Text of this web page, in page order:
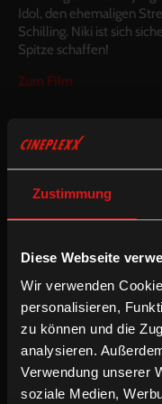
Zustimmung
Diese Webseite
Wir verwenden
personalisieren,
zu können und die
analysieren.
Verwendung unserer
soziale Medien,
Idol, den ehemaligen
Schilling. Niki ist sich
Spitze schaffen!
Zum Film
Der Arlberg
alpinen
R: Heinz Leger,